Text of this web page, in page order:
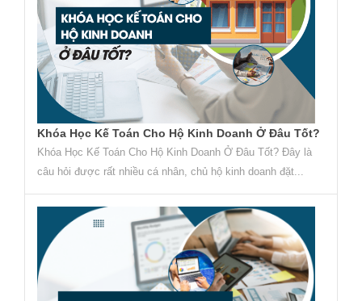
Khóa Học Kế Toán Cho Hộ Kinh Doanh Ở Đâu Tốt?
Khóa Học Kế Toán Cho Hộ Kinh Doanh Ở Đâu Tốt? Đây là
câu hỏi được rất nhiều cá nhân, chủ hộ kinh doanh đặt...